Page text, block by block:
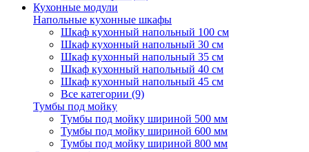
Кухонные модули
Напольные кухонные шкафы
Шкаф кухонный напольный 100 см
Шкаф кухонный напольный 30 см
Шкаф кухонный напольный 35 см
Шкаф кухонный напольный 40 см
Шкаф кухонный напольный 45 см
Все категории (9)
Тумбы под мойку
Тумбы под мойку шириной 500 мм
Тумбы под мойку шириной 600 мм
Тумбы под мойку шириной 800 мм